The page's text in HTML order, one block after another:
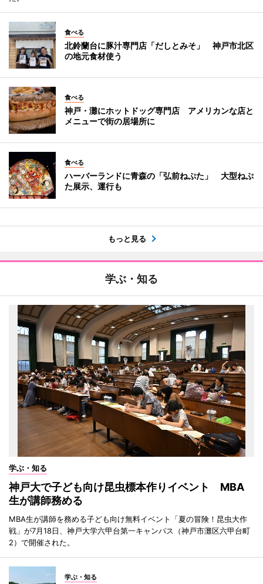
食べる
北鈴蘭台に豚汁専門店「だしとみそ」 神戸市北区
の地元食材使う
食べる
神戸・灘にホットドッグ専門店 アメリカンな店と
メニューで街の居場所に
食べる
ハーバーランドに青森の「弘前ねぷた」 大型ねぷ
た展示、運行も
もっと見る
学ぶ・知る
学ぶ・知る
神戸大で子ども向け昆虫標本作りイベント MBA
生が講師務める
MBA生が講師を務める子ども向け無料イベント「夏の冒険！昆虫大作
戦」が7月18日、神戸大学六甲台第一キャンパス（神戸市灘区六甲台町
2）で開催された。
学ぶ・知る